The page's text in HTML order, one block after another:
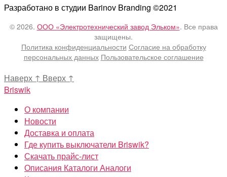
Разработано в студии Barinov Branding ©2021
© 2026. ООО «Электротехнический завод Эльком». Все права
защищены.
Политика конфиденциальности Согласие на обработку
персональных данных Пользовательское соглашение
Наверх ↑ Вверх ↑
Briswik
О компании
Новости
Доставка и оплата
Где купить выключатели Briswik?
Скачать прайс-лист
Описания Каталоги Аналоги